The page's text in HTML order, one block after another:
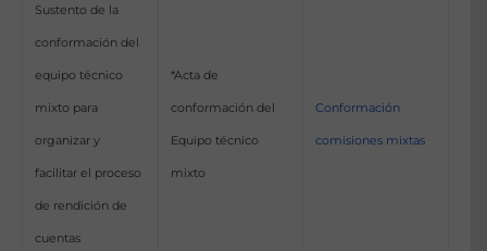
Sustento de la
conformación del
equipo técnico
mixto para
organizar y
facilitar el proceso
de rendición de
cuentas
*Acta de
conformación del
Equipo técnico
mixto
Conformación
comisiones mixtas